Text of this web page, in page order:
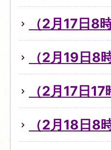
（2月17日8
（2月19日8
（2月17日
（2月18日8